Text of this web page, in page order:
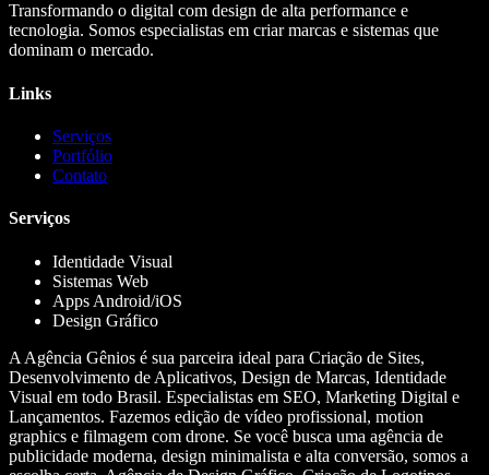
Transformando o digital com design de alta performance e
tecnologia. Somos especialistas em criar marcas e sistemas que
dominam o mercado.
Links
Serviços
Portfólio
Contato
Serviços
Identidade Visual
Sistemas Web
Apps Android/iOS
Design Gráfico
A Agência Gênios é sua parceira ideal para Criação de Sites,
Desenvolvimento de Aplicativos, Design de Marcas, Identidade
Visual em todo Brasil. Especialistas em SEO, Marketing Digital e
Lançamentos. Fazemos edição de vídeo profissional, motion
graphics e filmagem com drone. Se você busca uma agência de
publicidade moderna, design minimalista e alta conversão, somos a